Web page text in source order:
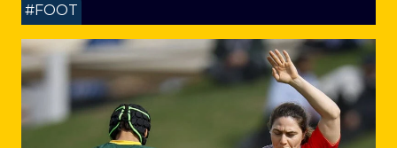
#FOOT